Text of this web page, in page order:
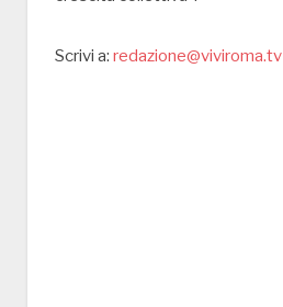
Scrivi a: redazione@viviroma.tv